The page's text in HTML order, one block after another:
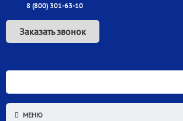
8 (800) 301-63-10
Заказать звонок
МЕНЮ